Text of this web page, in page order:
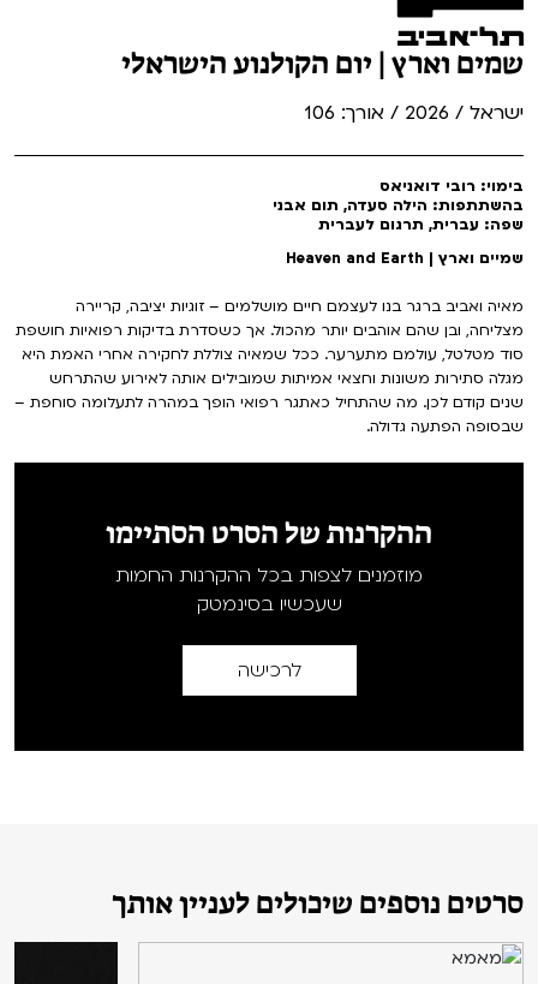
שמים וארץ | יום הקולנוע הישראלי
ישראל / 2026 / אורך: 106
בימוי: רובי דואניאס
בהשתתפות: הילה סעדה, תום אבני
שפה: עברית, תרגום לעברית
שמיים וארץ | Heaven and Earth
מאיה ואביב ברגר בנו לעצמם חיים מושלמים – זוגיות יציבה, קריירה
מצליחה, ובן שהם אוהבים יותר מהכול. אך כשסדרת בדיקות רפואיות חושפת
סוד מטלטל, עולמם מתערער. ככל שמאיה צוללת לחקירה אחרי האמת היא
מגלה סתירות משונות וחצאי אמיתות שמובילים אותה לאירוע שהתרחש
שנים קודם לכן. מה שהתחיל כאתגר רפואי הופך במהרה לתעלומה סוחפת –
שבסופה הפתעה גדולה.
ההקרנות של הסרט הסתיימו
מוזמנים לצפות בכל ההקרנות החמות
שעכשיו בסינמטק
לרכישה
סרטים נוספים שיכולים לעניין אותך